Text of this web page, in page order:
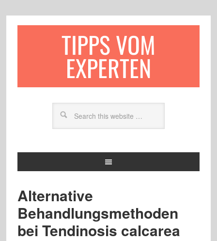
TIPPS VOM
EXPERTEN
Alternative
Behandlungsmethoden
bei Tendinosis calcarea